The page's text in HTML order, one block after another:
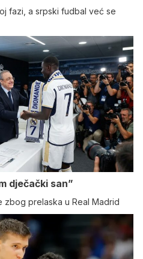
fazi, a srpski fudbal već se
dječački san”
zbog prelaska u Real Madrid